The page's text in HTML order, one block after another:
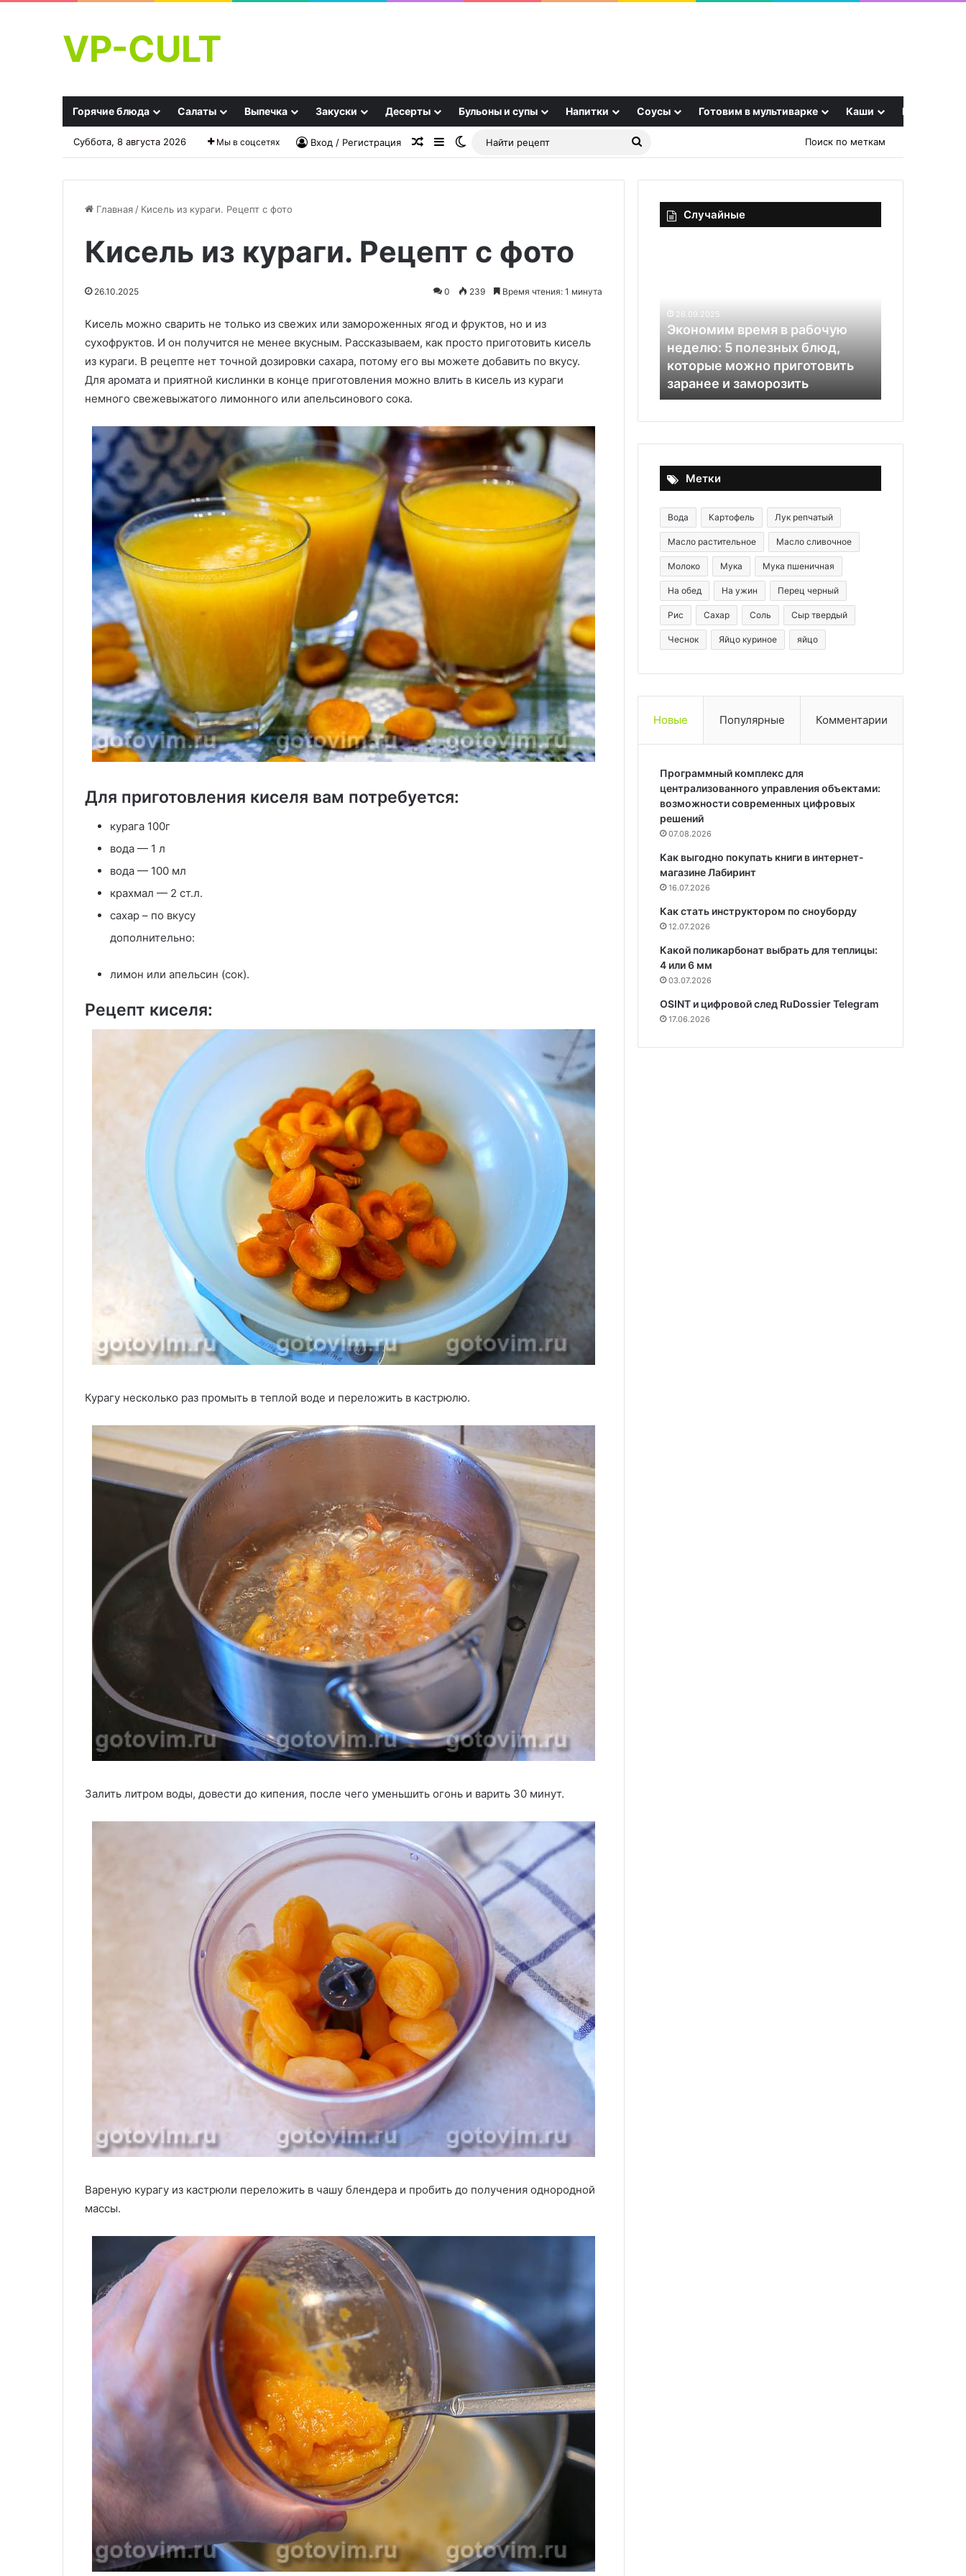
VP-CULT
Горячие блюда Салаты Выпечка Закуски Десерты Бульоны и супы Напитки Соусы Готовим в мультиварке Каши Еще
Суббота, 8 августа 2026 Мы в соцсетях Вход / Регистрация Случайная статья
SidebarSwitch skin
Найти
Поиск по меткам
Главная / Кисель из кураги. Рецепт с фото
Кисель из кураги. Рецепт с фото
26.10.2025 0 239 Время чтения: 1 минута
Кисель можно сварить не только из свежих или замороженных ягод и фруктов, но и из
сухофруктов. И он получится не менее вкусным. Рассказываем, как просто приготовить кисель
из кураги. В рецепте нет точной дозировки сахара, потому его вы можете добавить по вкусу.
Для аромата и приятной кислинки в конце приготовления можно влить в кисель из кураги
немного свежевыжатого лимонного или апельсинового сока.
Для приготовления киселя вам потребуется:
курага 100г
вода — 1 л
вода — 100 мл
крахмал — 2 ст.л.
сахар – по вкусу
дополнительно:
лимон или апельсин (сок).
Рецепт киселя:
Курагу несколько раз промыть в теплой воде и переложить в кастрюлю.
Залить литром воды, довести до кипения, после чего уменьшить огонь и варить 30 минут.
Вареную курагу из кастрюли переложить в чашу блендера и пробить до получения однородной
массы.
Случайные
Никакой «каши»! Шеф-повар
готовит болгарский перец так
— всегда сохраняет цвет и
Россияне
отвернулись:
продукты
падает
хорошо
это
или
Россияне отвернулись: спрос
на молочные продукты падает
— хорошо это или плохо?
Удаляйте
семена
томатов
и
любое
станет
вкуснее:
важно
29.09.2025
Удаляйте семена из томатов —
и любое блюдо станет вкуснее:
почему это важно
блюд,
которые
можно
приготовить
заморозить
26.09.2025
Экономим время в рабочую
неделю: 5 полезных блюд,
которые можно приготовить
заранее и заморозить
Метки
Вода Картофель Лук репчатый
Масло растительное Масло сливочное
Молоко Мука Мука пшеничная
На обед На ужин Перец черный
Рис Сахар Соль Сыр твердый
Чеснок Яйцо куриное яйцо
Новые Популярные Комментарии
Программный комплекс для
централизованного управления объектами:
возможности современных цифровых
решений
07.08.2026
Как выгодно покупать книги в интернет-
магазине Лабиринт
16.07.2026
Как стать инструктором по сноуборду
12.07.2026
Какой поликарбонат выбрать для теплицы:
4 или 6 мм
03.07.2026
OSINT и цифровой след RuDossier Telegram
17.06.2026